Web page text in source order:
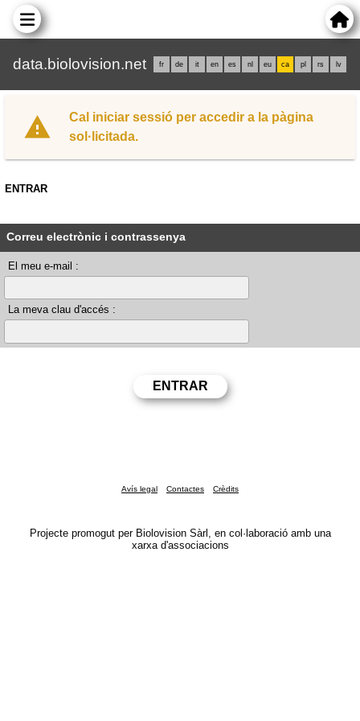
data.biolovision.net fr de it en es nl eu ca pl rs lv
Cal iniciar sessió per accedir a la pàgina
sol·licitada.
ENTRAR
Correu electrònic i contrassenya
El meu e-mail :
La meva clau d'accés :
Avís legal Contactes Crèdits
Projecte promogut per Biolovision Sàrl, en col·laboració amb una
xarxa d'associacions